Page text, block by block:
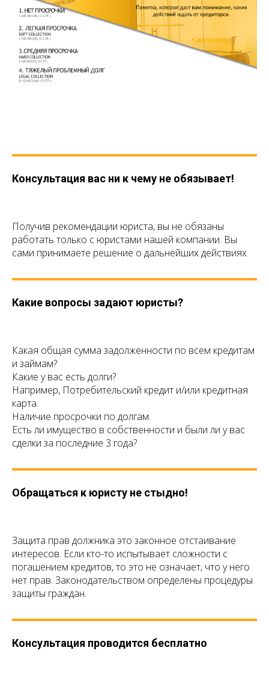
Консультация вас ни к чему не обязывает!
Получив рекомендации юриста, вы не обязаны
работать только с юристами нашей компании. Вы
сами принимаете решение о дальнейших действиях.
Какие вопросы задают юристы?
Какая общая сумма задолженности по всем кредитам
и займам?
Какие у вас есть долги?
Например, Потребительский кредит и/или кредитная
карта.
Наличие просрочки по долгам.
Есть ли имущество в собственности и были ли у вас
сделки за последние 3 года?
Обращаться к юристу не стыдно!
Защита прав должника это законное отстаивание
интересов. Если кто-то испытывает сложности с
погашением кредитов, то это не означает, что у него
нет прав. Законодательством определены процедуры
защиты граждан.
Консультация проводится бесплатно